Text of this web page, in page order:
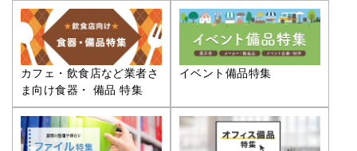
カフェ・飲食店など業者さ
ま向け食器・ 備品 特集
イベント備品特集